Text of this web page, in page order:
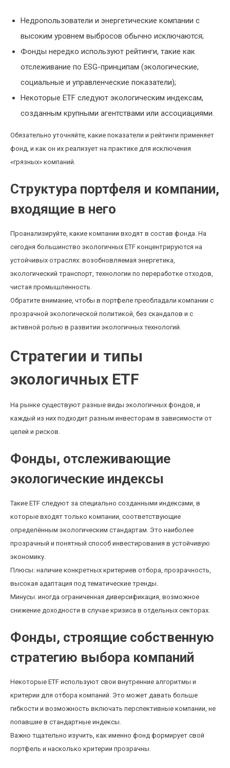
Недропользователи и энергетические компании с
высоким уровнем выбросов обычно исключаются;
Фонды нередко используют рейтинги, такие как
отслеживание по ESG-принципам (экологические,
социальные и управленческие показатели);
Некоторые ETF следуют экологическим индексам,
созданным крупными агентствами или ассоциациями.
Обязательно уточняйте, какие показатели и рейтинги применяет
фонд, и как он их реализует на практике для исключения
«грязных» компаний.
Структура портфеля и компании,
входящие в него
Проанализируйте, какие компании входят в состав фонда. На
сегодня большинство экологичных ETF концентрируются на
устойчивых отраслях: возобновляемая энергетика,
экологический транспорт, технологии по переработке отходов,
чистая промышленность.
Обратите внимание, чтобы в портфеле преобладали компании с
прозрачной экологической политикой, без скандалов и с
активной ролью в развитии экологичных технологий.
Стратегии и типы
экологичных ETF
На рынке существуют разные виды экологичных фондов, и
каждый из них подходит разным инвесторам в зависимости от
целей и рисков.
Фонды, отслеживающие
экологические индексы
Такие ETF следуют за специально созданными индексами, в
которые входят только компании, соответствующие
определённым экологическим стандартам. Это наиболее
прозрачный и понятный способ инвестирования в устойчивую
экономику.
Плюсы: наличие конкретных критериев отбора, прозрачность,
высокая адаптация под тематические тренды.
Минусы: иногда ограниченная диверсификация, возможное
снижение доходности в случае кризиса в отдельных секторах.
Фонды, строящие собственную
стратегию выбора компаний
Некоторые ETF используют свои внутренние алгоритмы и
критерии для отбора компаний. Это может давать больше
гибкости и возможность включать перспективные компании, не
попавшие в стандартные индексы.
Важно тщательно изучить, как именно фонд формирует свой
портфель и насколько критерии прозрачны.